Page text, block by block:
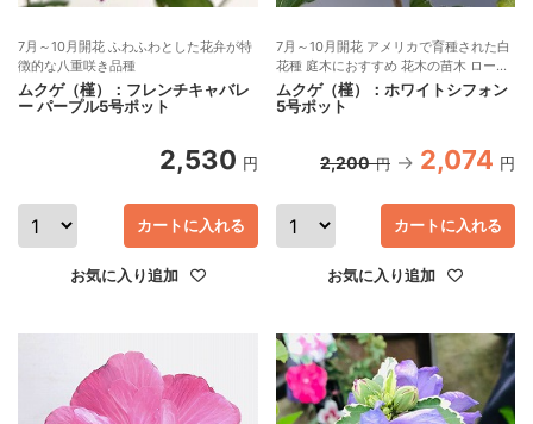
7月～10月開花 ふわふわとした花弁が特
徴的な八重咲き品種
ムクゲ（槿）：フレンチキャバレ
ー パープル5号ポット
2,530 円
カートに入れる
お気に入り追加
7月～10月開花 アメリカで育種された白
花種 庭木におすすめ 花木の苗木 ローズ
オブシャロン
ムクゲ（槿）：ホワイトシフォン
5号ポット
2,200 円 2,074 円
カートに入れる
お気に入り追加